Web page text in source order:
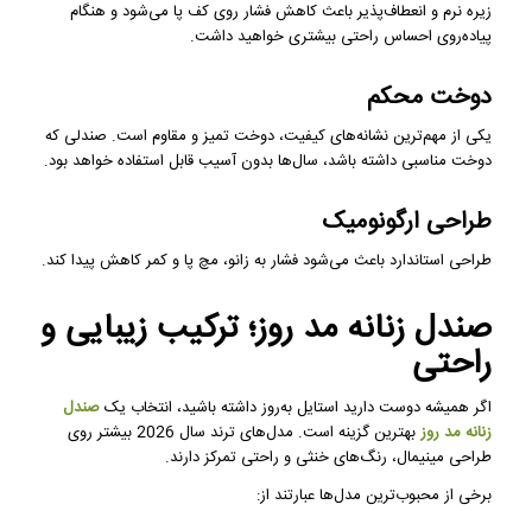
زیره نرم و انعطاف‌پذیر باعث کاهش فشار روی کف پا می‌شود و هنگام
پیاده‌روی احساس راحتی بیشتری خواهید داشت.
دوخت محکم
یکی از مهم‌ترین نشانه‌های کیفیت، دوخت تمیز و مقاوم است. صندلی که
دوخت مناسبی داشته باشد، سال‌ها بدون آسیب قابل استفاده خواهد بود.
طراحی ارگونومیک
طراحی استاندارد باعث می‌شود فشار به زانو، مچ پا و کمر کاهش پیدا کند.
صندل زنانه مد روز؛ ترکیب زیبایی و
راحتی
اگر همیشه دوست دارید استایل به‌روز داشته باشید، انتخاب یکصندل
زنانه مد روز
بهترین گزینه است. مدل‌های ترند سال 2026 بیشتر روی
طراحی مینیمال، رنگ‌های خنثی و راحتی تمرکز دارند.
برخی از محبوب‌ترین مدل‌ها عبارتند از: